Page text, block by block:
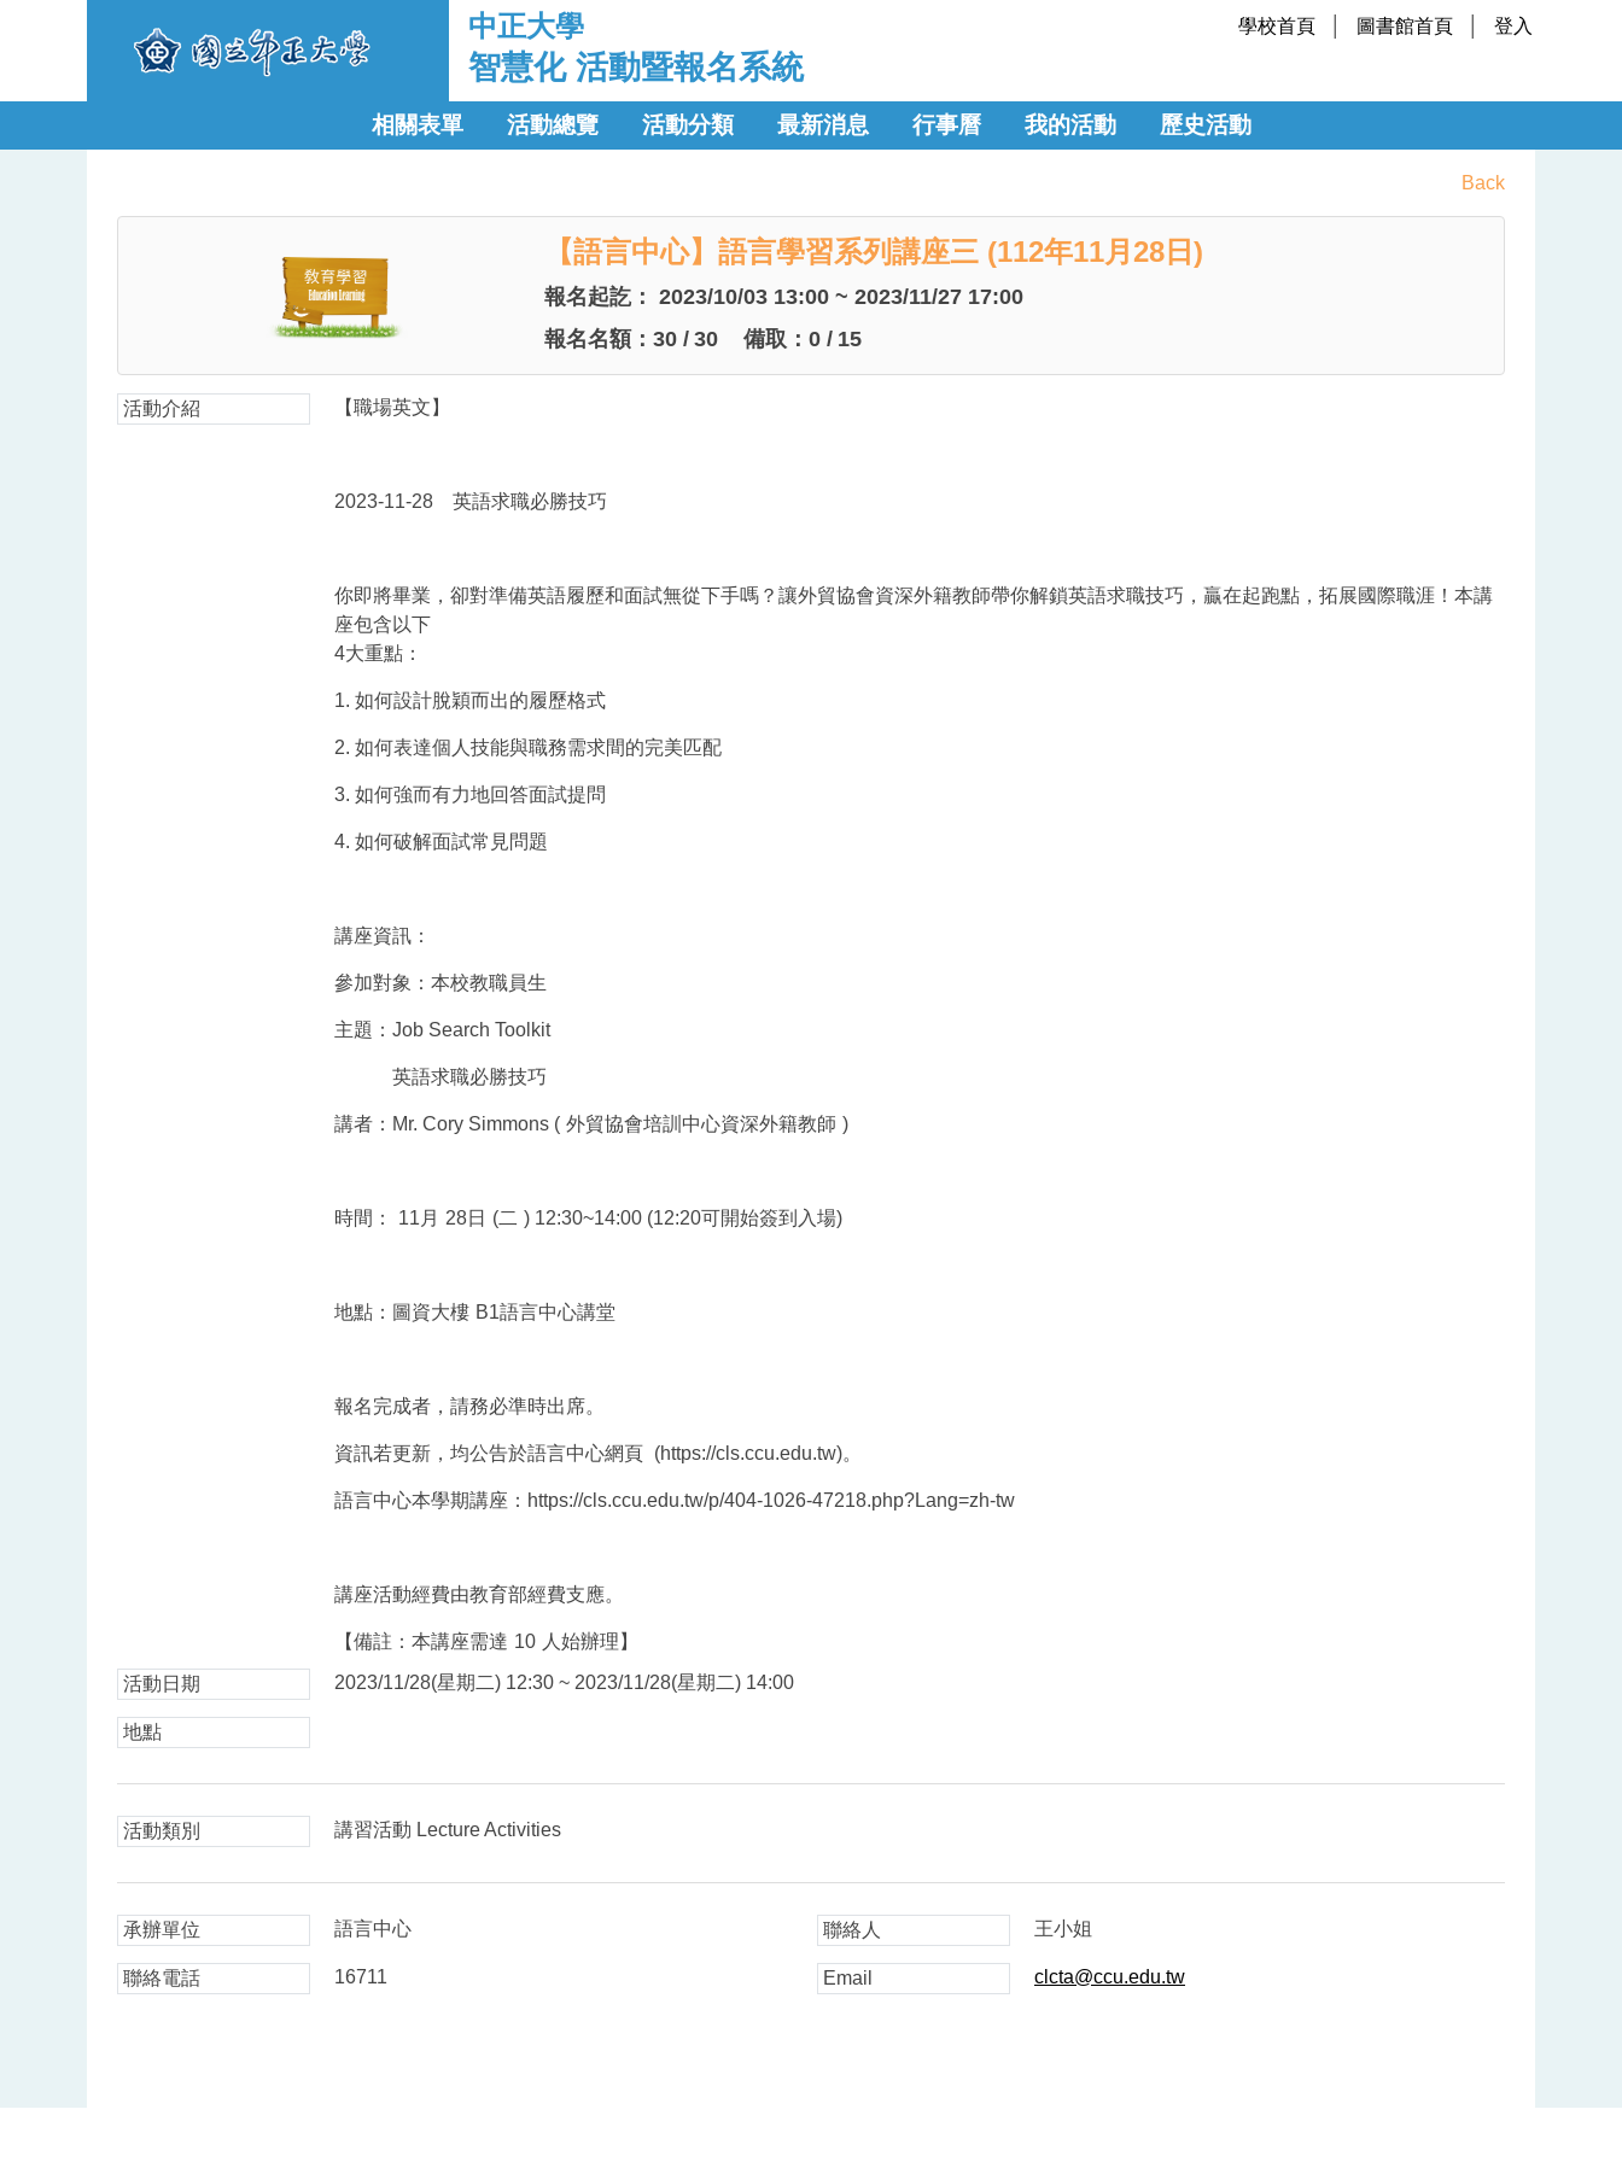
中正大學 學校首頁 圖書館首頁 登入
智慧化 活動暨報名系統
相關表單 活動總覽 活動分類 最新消息 行事曆 我的活動 歷史活動
Back
【語言中心】語言學習系列講座三 (112年11月28日)
報名起訖：2023/10/03 13:00 ~ 2023/11/27 17:00
報名名額：30 / 30 備取：0 / 15
活動介紹 【職場英文】
2023-11-28 英語求職必勝技巧
你即將畢業，卻對準備英語履歷和面試無從下手嗎？讓外貿協會資深外籍教師帶你解鎖英語求職技巧，贏在起跑點，拓展國際職涯！本講
座包含以下
4大重點：
1. 如何設計脫穎而出的履歷格式
2. 如何表達個人技能與職務需求間的完美匹配
3. 如何強而有力地回答面試提問
4. 如何破解面試常見問題
講座資訊：
參加對象：本校教職員生
主題： Job Search Toolkit
英語求職必勝技巧
講者： Mr. Cory Simmons ( 外貿協會培訓中心資深外籍教師 )
時間： 11 月 28日 (二 ) 12:30~14:00 (12:20可開始簽到入場)
地點：圖資大樓 B1語言中心講堂
報名完成者，請務必準時出席。
資訊若更新，均公告於語言中心網頁 (https://cls.ccu.edu.tw)。
語言中心本學期講座： https://cls.ccu.edu.tw/p/404-1026-47218.php?Lang=zh-tw
講座活動經費由教育部經費支應。
【備註：本講座需達 10 人始辦理】
活動日期 2023/11/28(星期二) 12:30 ~ 2023/11/28(星期二) 14:00
地點
活動類別 講習活動 Lecture Activities
承辦單位 語言中心 聯絡人 王小姐
聯絡電話 16711 Email clcta@ccu.edu.tw